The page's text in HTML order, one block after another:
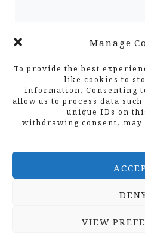
Manage
To provide the best
like cookies to
information. Consenting
allow us to process data
unique IDs on
withdrawing consent,
VIEW
17 اگلا ←
Disclosure: Some links